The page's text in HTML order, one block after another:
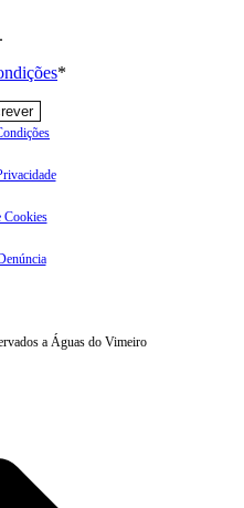
*
Cookies
a Águas do Vimeiro